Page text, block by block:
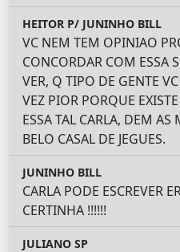
HEITOR P/ JUNINHO BILL
VC NEM TEM OPINIAO
CONCORDAR COM ESSA
VER, Q TIPO DE GENTE
VEZ PIOR PORQUE
ESSA TAL CARLA, DEM
BELO CASAL DE JEGUES.
JUNINHO BILL
CARLA PODE ESCREVER
CERTINHA !!!!!!
JULIANO SP